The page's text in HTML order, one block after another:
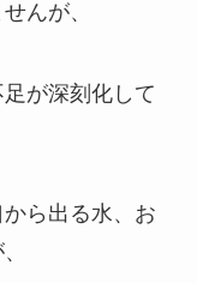
んが、
が深刻化して
ら出る水、お